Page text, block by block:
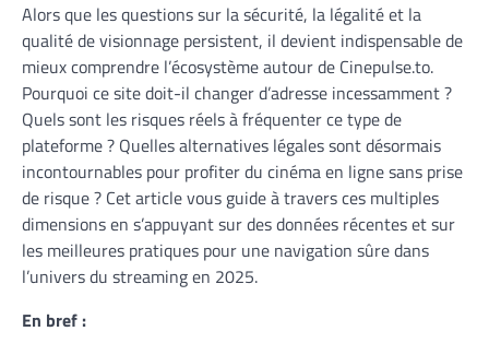
Alors que les questions sur la sécurité, la légalité et la
qualité de visionnage persistent, il devient indispensable de
mieux comprendre l’écosystème autour de Cinepulse.to.
Pourquoi ce site doit-il changer d’adresse incessamment ?
Quels sont les risques réels à fréquenter ce type de
plateforme ? Quelles alternatives légales sont désormais
incontournables pour profiter du cinéma en ligne sans prise
de risque ? Cet article vous guide à travers ces multiples
dimensions en s’appuyant sur des données récentes et sur
les meilleures pratiques pour une navigation sûre dans
l’univers du streaming en 2025.
En bref :